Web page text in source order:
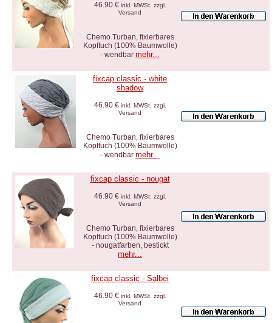
46.90 € inkl. MWSt. zzgl.
Versand
Chemo Turban, fixierbares
Kopftuch (100% Baumwolle)
- wendbar mehr...
fixcap classic - white
shadow
46.90 € inkl. MWSt. zzgl.
Versand
Chemo Turban, fixierbares
Kopftuch (100% Baumwolle)
- wendbar mehr...
fixcap classic - nougat
46.90 € inkl. MWSt. zzgl.
Versand
Chemo Turban, fixierbares
Kopftuch (100% Baumwolle)
- nougatfarben, bestickt
mehr...
fixcap classic - Salbei
46.90 € inkl. MWSt. zzgl.
Versand